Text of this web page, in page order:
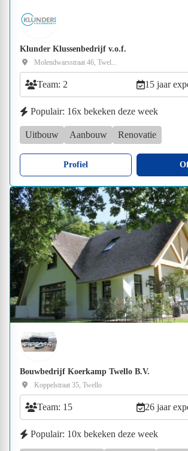
Klunder Klussenbedrijf v.o.f.
Molendwarsstraat 46, Twel...
Team: 2 15 jaar
Populair: 16x bekeken deze week
Uitbouw Aanbouw Renovatie
Profiel
Bouwbedrijf Koerkamp Twello B.V.
Koppelstraat 35, Twello
Team: 15 26 jaar
Populair: 10x bekeken deze week